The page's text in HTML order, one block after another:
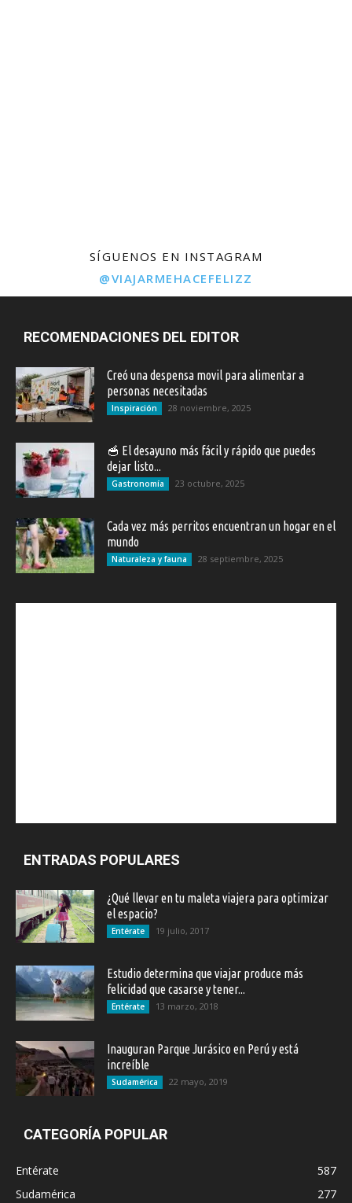
SÍGUENOS EN INSTAGRAM
@VIAJARMEHACEFELIZZ
RECOMENDACIONES DEL EDITOR
Creó una despensa movil para alimentar a
personas necesitadas
Inspiración 28 noviembre, 2025
🥣 El desayuno más fácil y rápido que puedes
dejar listo...
Gastronomía 23 octubre, 2025
Cada vez más perritos encuentran un hogar en el
mundo
Naturaleza y fauna 28 septiembre, 2025
ENTRADAS POPULARES
¿Qué llevar en tu maleta viajera para optimizar
el espacio?
Entérate 19 julio, 2017
Estudio determina que viajar produce más
felicidad que casarse y tener...
Entérate 13 marzo, 2018
Inauguran Parque Jurásico en Perú y está
increíble
Sudamérica 22 mayo, 2019
CATEGORÍA POPULAR
Entérate
587
Sudamérica
277